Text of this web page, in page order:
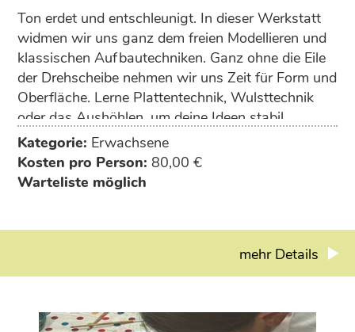
Ton erdet und entschleunigt. In dieser Werkstatt
widmen wir uns ganz dem freien Modellieren und
klassischen Aufbautechniken. Ganz ohne die Eile
der Drehscheibe nehmen wir uns Zeit für Form und
Oberfläche. Lerne Plattentechnik, Wulsttechnik
oder das Aushöhlen, um deine Ideen stabil
umzusetzen.
Verleihe deinen Werken mit Stempeln,
Naturmaterialien oder Ausstechformen eine
veredelst du deine Stücke mit verschiedenen
Der Kurs ist offen für eigene Projekte. Anfänger
Fortgeschrittene verfeinern ihre Technik.
Kategorie: Erwachsene
Kosten pro Person: 80,00 €
Warteliste möglich
mehr Details